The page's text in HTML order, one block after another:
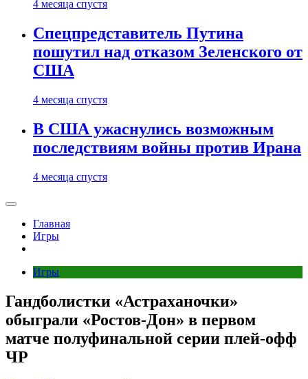
4 месяца спустя
Спецпредставитель Путина
пошутил над отказом Зеленского от
США
4 месяца спустя
В США ужаснулись возможным
последствиям войны против Ирана
4 месяца спустя
Главная
Игры
Игры
Гандболистки «Астраханочки»
обыграли «Ростов‑Дон» в первом
матче полуфинальной серии плей‑офф
ЧР